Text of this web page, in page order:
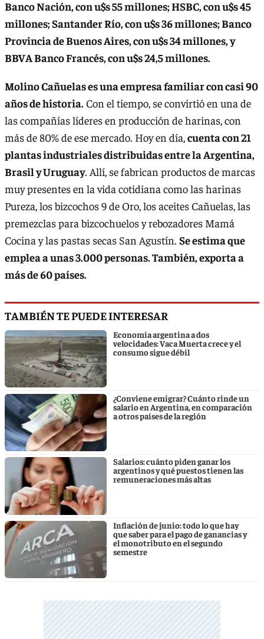
Banco Nación, con u$s 55 millones; HSBC, con u$s 45
millones; Santander Río, con u$s 36 millones; Banco
Provincia de Buenos Aires, con u$s 34 millones, y
BBVA Banco Francés, con u$s 24,5 millones.
Molino Cañuelas es una empresa familiar con casi 90
años de historia.Con el tiempo, se convirtió en una de
las compañías líderes en producción de harinas, con
más de 80% de ese mercado. Hoy en día,cuenta con 21
plantas industriales distribuidas entre la Argentina,
Brasil y Uruguay. Allí, se fabrican productos de marcas
muy presentes en la vida cotidiana como las harinas
Pureza, los bizcochos 9 de Oro, los aceites Cañuelas, las
premezclas para bizcochuelos y rebozadores Mamá
Cocina y las pastas secas San Agustín. Se estima que
emplea a unas 3.000 personas. También, exporta a
más de 60 países.
TAMBIÉN TE PUEDE INTERESAR
Economía argentina a dos
velocidades: Vaca Muerta crece y el
consumo sigue débil
¿Conviene emigrar? Cuánto rinde un
salario en Argentina, en comparación
a otros países de la región
Salarios: cuánto piden ganar los
argentinos y qué puestos tienen las
remuneraciones más altas
Inflación de junio: todo lo que hay
que saber para el pago de ganancias y
el monotributo en el segundo
semestre